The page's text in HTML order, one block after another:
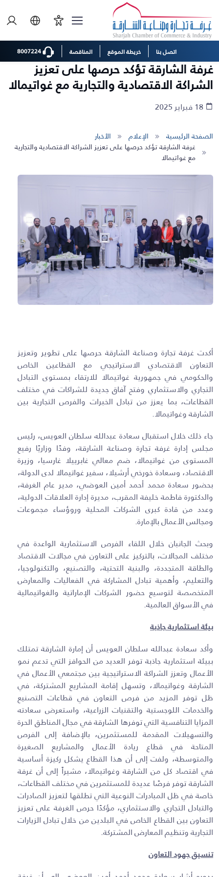
اتصل بنا خريطة الموقع المناقصة
غرفة الشارقة تؤكد حرصها على تعزيز
الشراكة الاقتصادية والتجارية مع غواتيمالا
الصفحة الرئيسية الإعلام
الأخبار
غرفة الشارقة تؤكد حرصها على تعزيز الشراكة الاقتصادية والتجارية
مع غواتيمالا
أكدت غرفة تجارة وصناعة الشارقة حرصها على تطوير وتعزيز
التعاون الاقتصادي الاستراتيجي مع القطاعين الخاص
والحكومي في جمهورية غواتيمالا للارتقاء بمستوى التبادل
التجاري والاستثماري وفتح آفاق جديدة للشراكات في مختلف
القطاعات، بما يعزز من تبادل الخبرات والفرص التجارية بين
الشارقة وغواتيمالا.
جاء ذلك خلال استقبال سعادة عبدالله سلطان العويس، رئيس
مجلس إدارة غرفة تجارة وصناعة الشارقة، وفدًا وزاريًا رفيع
المستوى من غواتيمالا، ضم معالي غابرييلا غارسيا، وزيرة
الاقتصاد، وسعادة خورخي أرشيلا، سفير غواتيمالا لدى الدولة،
بحضور سعادة محمد أحمد أمين العوضي، مدير عام الغرفة،
والدكتورة فاطمة خليفة المقرب، مديرة إدارة العلاقات الدولية،
وعدد من قادة كبرى الشركات المحلية وروؤساء مجموعات
ومجالس الأعمال بالإمارة.
وبحث الجانبان خلال اللقاء الفرص الاستثمارية الواعدة في
مختلف المجالات، بالتركيز على التعاون في مجالات الاقتصاد
والطاقة المتجددة، والبنية التحتية، والتصنيع، والتكنولوجيا،
والتعليم، وأهمية تبادل المشاركة في الفعاليات والمعارض
المتخصصة لتوسيع حضور الشركات الإماراتية والغواتيمالية
في الأسواق العالمية.
بيئة استثمارية جاذبة
وأكد سعادة عبدالله سلطان العويس أن إمارة الشارقة تمتلك
ببيئة استثمارية جاذبة توفر العديد من الحوافز التي تدعم نمو
الأعمال وتعزز الشراكة الاستراتيجية بين مجتمعي الأعمال في
الشارقة وغواتيمالا، وتسهل إقامة المشاريع المشتركة، في
ظل توفر المزيد من فرص التعاون في قطاعات التصنيع
والخدمات اللوجستية والتقنيات الزراعية، واستعرض سعادته
المزايا التنافسية التي توفرها الشارقة في مجال المناطق الحرة
والتسهيلات المقدمة للمستثمرين، بالإضافة إلى الفرص
المتاحة في قطاع ريادة الأعمال والمشاريع الصغيرة
والمتوسطة، ولفت إلى أن هذا القطاع يشكل ركيزة أساسية
في اقتصاد كل من الشارقة وغواتيمالا، مشيراً إلى أن غرفة
الشارقة توفر فرصًا عديدة للمستثمرين في مختلف القطاعات،
خاصة في ظل المبادرات النوعية التي تطلقها لتعزيز الصادرات
والتبادل التجاري والاستثماري، مؤكدًا حرص الغرفة على تعزيز
التعاون بين القطاع الخاص في البلدين من خلال تبادل الزيارات
التجارية وتنظيم المعارض المشتركة.
تنسيق جهود التعاون